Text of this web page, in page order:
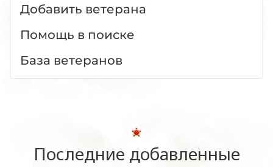
Добавить ветерана
Помощь в поиске
База ветеранов
Последние добавленные